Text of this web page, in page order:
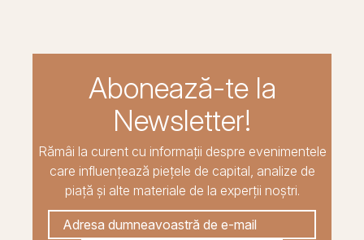
Abonează-te la
Newsletter!
Rămâi la curent cu informații despre evenimentele
care influențează piețele de capital, analize de
piață și alte materiale de la experții noștri.